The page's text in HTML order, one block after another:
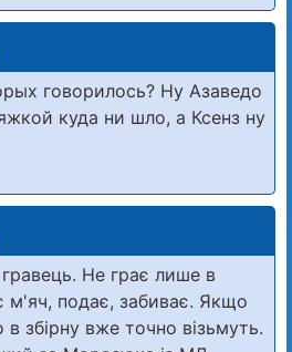
говорилось? Ну Азаведо
куда ни шло, а Ксенз ну
Не грає лише в
м'яч, подає, забиває. Якщо
збірну вже точно візьмуть.